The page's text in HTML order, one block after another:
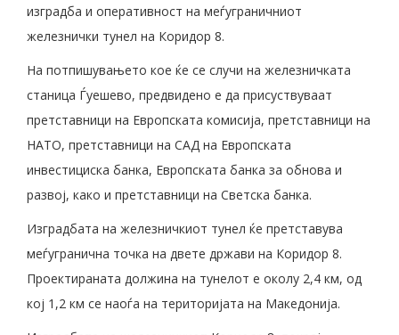
изградба и оперативност на меѓуграничниот
железнички тунел на Коридор 8.
На потпишувањето кое ќе се случи на железничката
станица Ѓуешево, предвидено е да присуствуваат
претставници на Европската комисија, претставници на
НАТО, претставници на САД на Европската
инвестициска банка, Европската банка за обнова и
развој, како и претставници на Светска банка.
Изградбата на железничкиот тунел ќе претставува
меѓугранична точка на двете држави на Коридор 8.
Проектираната должина на тунелот е околу 2,4 км, од
кој 1,2 км се наоѓа на територијата на Македонија.